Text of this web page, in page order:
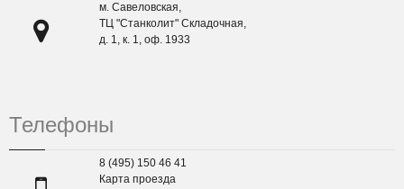
м. Савеловская,
ТЦ "Станколит" Складочная,
д. 1, к. 1, оф. 1933
Телефоны
8 (495) 150 46 41
Карта проезда